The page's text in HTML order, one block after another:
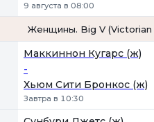
9 августа в 08:00
Женщины. Big V (Victorian
Маккиннон Кугарс (ж)
-
Хьюм Сити Бронкос (ж)
Завтра в 10:30